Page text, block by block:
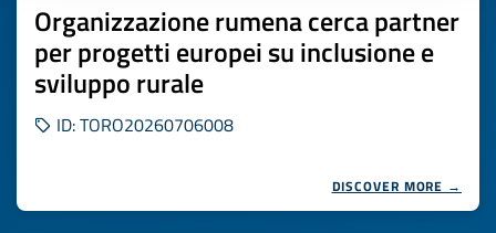
Organizzazione rumena cerca partner
per progetti europei su inclusione e
sviluppo rurale
ID: TORO20260706008
DISCOVER MORE →